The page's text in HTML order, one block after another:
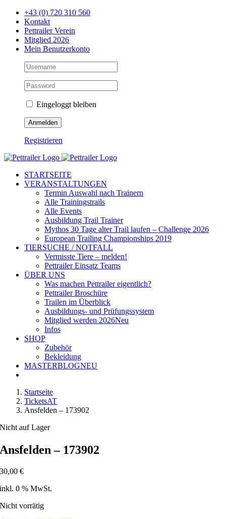
Zum
Inhalt
springen
+43 (0) 720 310 560
Kontakt
Pettrailer Verein
Mitglied 2026
Mein Benutzerkonto
Eingeloggt bleiben
Registrieren
Facebook
X
YouTube
Instagram
STARTSEITE
VERANSTALTUNGEN
Termin Auswahl nach Trainern
Alle Trainingstrails
Alle Events
Ausbildung Trail Trainer
Mythos 30 Tage alter Trail laufen – Challenge 2026
European Trailing Championships 2019
TIERSUCHE / NOTFALL
Vermisste Tiere – melden!
Pettrailer Einsatz Teams
ÜBER UNS
Was machen Pettrailer eigentlich?
Pettrailer Broschüre
Trailen im Überblick
Ausbildungs- und Prüfungssystem
Mitglied werden 2026Neu
Infos
SHOP
Zubehör
Bekleidung
MASTERBLOGNEU
Startseite
TicketsAT
Ansfelden – 173902
Nicht auf Lager
Ansfelden – 173902
30,00€
inkl. 0 % MwSt.
Nicht vorrätig